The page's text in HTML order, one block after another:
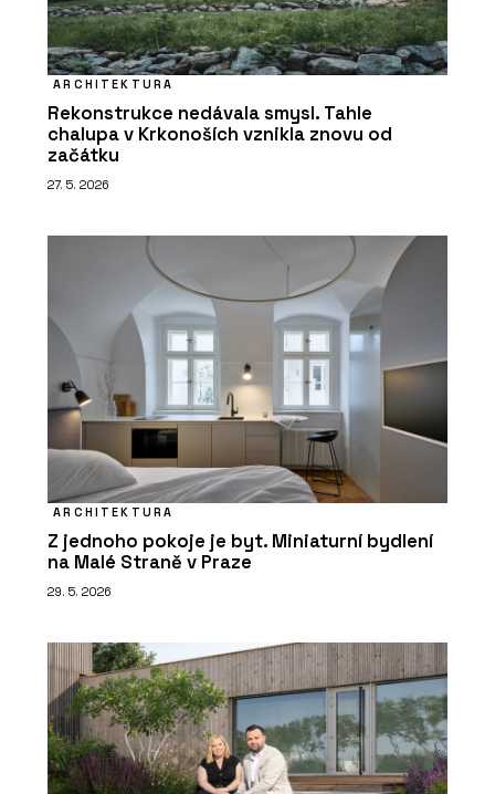
ARCHITEKTURA
Rekonstrukce nedávala smysl. Tahle
chalupa v Krkonoších vznikla znovu od
začátku
27. 5. 2026
ARCHITEKTURA
Z jednoho pokoje je byt. Miniaturní bydlení
na Malé Straně v Praze
29. 5. 2026